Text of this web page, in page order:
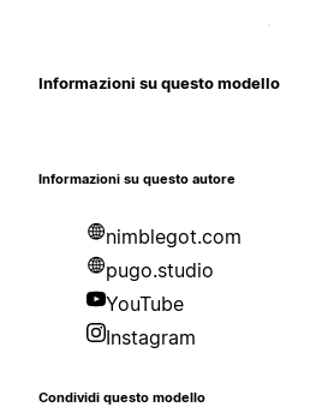
Informazioni su questo modello
Informazioni su questo autore
nimblegot.com
pugo.studio
YouTube
Instagram
Condividi questo modello